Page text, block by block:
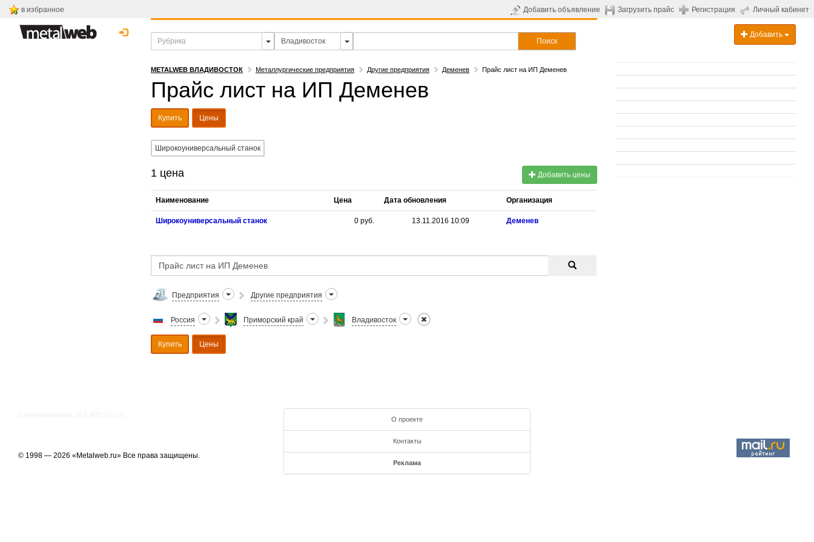
в избранное Добавить объявление Загрузить прайс Регистрация Личный кабинет
Поиск
Добавить
METALWEB ВЛАДИВОСТОК Металлургические предприятия Другие предприятия Деменев Прайс лист на ИП Деменев
Прайс лист на ИП Деменев
Купить Цены
Широкоуниверсальный станок
1 цена Добавить цены
Наименование Цена Дата обновления Организация
Широкоуниверсальный станок 0 руб. 13.11.2016 10:09 Деменев
Предприятия Другие предприятия
Россия Приморский край Владивосток
Купить Цены
© 1998 — 2026 «Metalweb.ru» Все права защищены.
О проекте
Контакты
Реклама